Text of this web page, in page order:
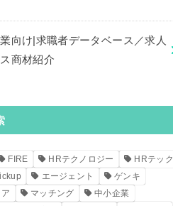
向け|求職者データベース／求人
商材紹介
FIRE HRテクノロジー
HRテック
エージェント
ゲンキ
マッチング
中小企業